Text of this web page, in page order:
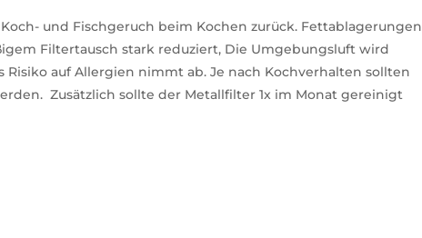
und Fischgeruch beim Kochen zurück. Fettablagerungen
Filtertausch stark reduziert, Die Umgebungsluft wird
auf Allergien nimmt ab. Je nach Kochverhalten sollten
Zusätzlich sollte der Metallfilter 1x im Monat gereinigt